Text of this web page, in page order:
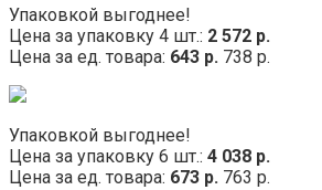
Упаковкой выгоднее!
Цена за упаковку 4 шт.: 2 572 р.
Цена за ед. товара: 643 р. 738 р.
Упаковкой выгоднее!
Цена за упаковку 6 шт.: 4 038 р.
Цена за ед. товара: 673 р. 763 р.